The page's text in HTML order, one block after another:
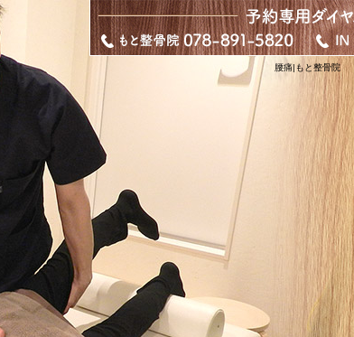
腰痛|もと整骨院